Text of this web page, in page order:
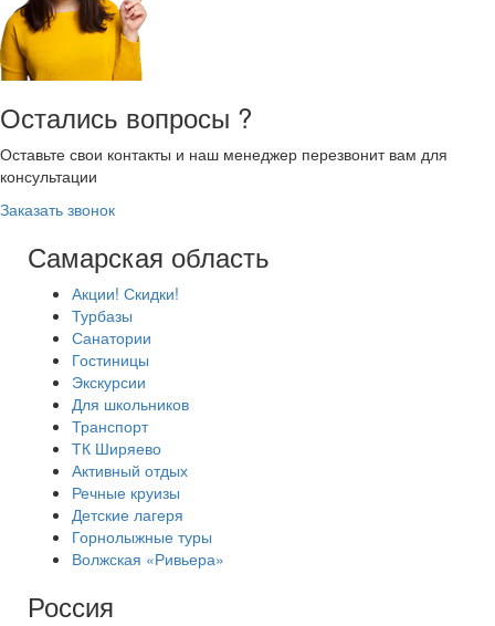
Остались вопросы ?
Оставьте свои контакты и наш менеджер перезвонит вам для
консультации
Заказать звонок
Самарская область
Акции! Скидки!
Турбазы
Санатории
Гостиницы
Экскурсии
Для школьников
Транспорт
ТК Ширяево
Активный отдых
Речные круизы
Детские лагеря
Горнолыжные туры
Волжская «Ривьера»
Россия